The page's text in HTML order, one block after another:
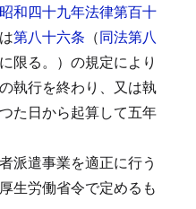
和四十九年法律第百十
第八十六条 （同法第八
限る。）の規定により
執行を終わり、又は執
た日から起算して五年
派遣事業を適正に行う
生労働省令で定めるも